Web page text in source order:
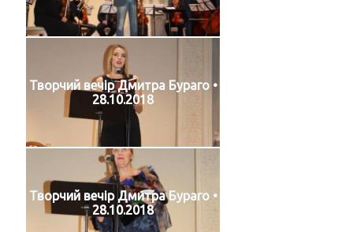
Творчий вечір Дмитра Бураго •
28.10.2018
Творчий вечір Дмитра Бураго •
28.10.2018